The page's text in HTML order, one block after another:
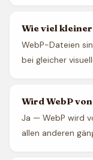
Wie viel
WebP-Dateien
bei gleicher
Wird WebP
Ja — WebP wird
allen anderen